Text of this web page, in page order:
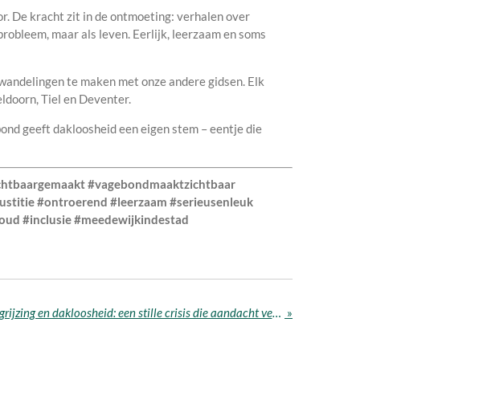
De kracht zit in de ontmoeting: verhalen over
maar als leven. Eerlijk, leerzaam en soms
te maken met onze andere gidsen. Elk
Tiel en Deventer.
geeft dakloosheid een eigen stem – eentje die
#vagebondmaaktzichtbaar
#ontroerend #leerzaam #serieusenleuk
#inclusie #meedewijkindestad
"Vergrijzing en dakloosheid: een stille crisis die aandacht verdient" »